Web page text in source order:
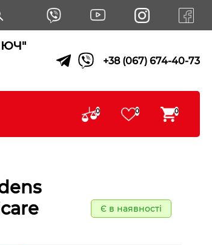
+38 (067) 674-40-73
0 0 0
Є в наявності